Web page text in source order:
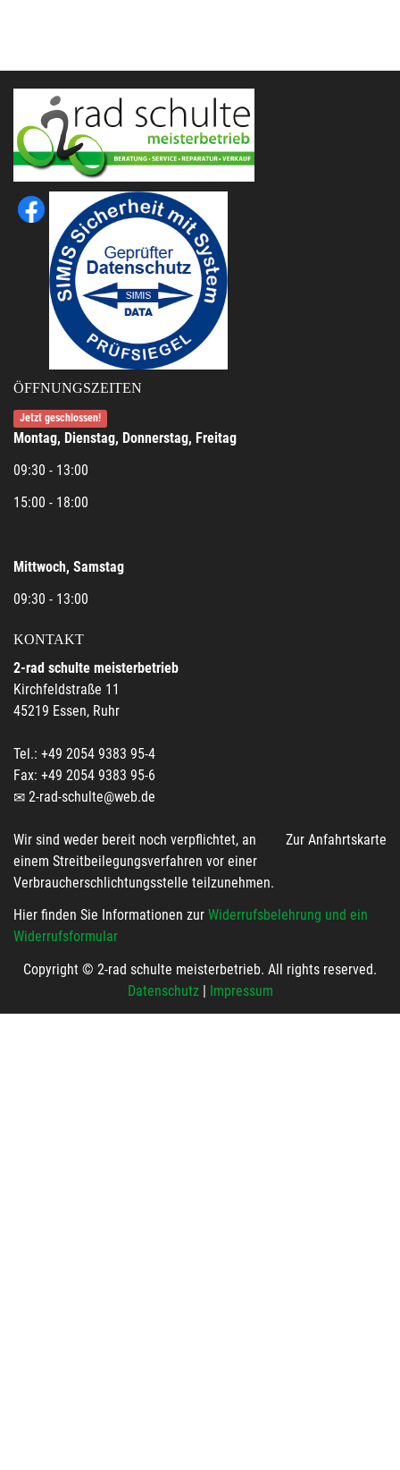
ÖFFNUNGSZEITEN
Jetzt geschlossen!
Montag, Dienstag, Donnerstag, Freitag
09:30 - 13:00
15:00 - 18:00
Mittwoch, Samstag
09:30 - 13:00
KONTAKT
2-rad schulte meisterbetrieb
Kirchfeldstraße 11
45219 Essen, Ruhr
Tel.: +49 2054 9383 95-4
Fax: +49 2054 9383 95-6
2-rad-schulte@web.de
Zur Anfahrtskarte
Wir sind weder bereit noch verpflichtet, an
einem Streitbeilegungsverfahren vor einer
Verbraucherschlichtungsstelle teilzunehmen.
Hier finden Sie Informationen zur Widerrufsbelehrung und ein
Widerrufsformular
Copyright © 2-rad schulte meisterbetrieb. All rights reserved.
Datenschutz| Impressum